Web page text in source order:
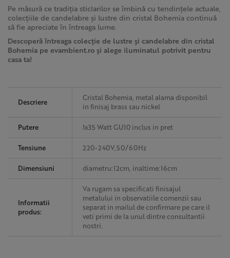
Pe măsură ce tradiția sticlarilor se îmbină cu tendințele actuale,
colecțiile de candelabre și lustre din cristal Bohemia continuă
să fie apreciate în întreaga lume.
Descoperă întreaga colecție de lustre și candelabre din cristal
Bohemia pe evambient.ro și alege iluminatul potrivit pentru
casa ta!
Descriere
Cristal Bohemia, metal alama disponibil
in finisaj brass sau nickel
Putere 1x35 Watt GU10 inclus in pret
Tensiune 220-240V,50/60Hz
Dimensiuni diametru:12cm, inaltime:16cm
Informatii
produs:
Va rugam sa specificati finisajul
metalului in observatiile comenzii sau
separat in mailul de confirmare pe care il
veti primi de la unul dintre consultantii
nostri.